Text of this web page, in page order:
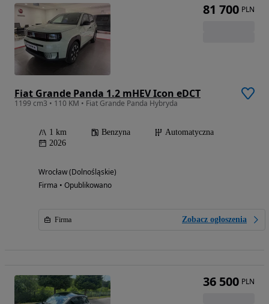
Fiat Grande Panda 1.2 mHEV Icon eDCT
1199 cm3 • 110 KM • Fiat Grande Panda Hybryda
1 km Benzyna
Automatyczna
2026
Wrocław (Dolnośląskie)
Firma • Opublikowano
Firma Zobacz ogłoszenia
81 700 PLN
36 500 PLN